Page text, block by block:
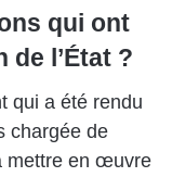
qui ont
de l’État ?
qui a été rendu
chargée de
mettre en œuvre